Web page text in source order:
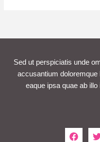
Sed ut perspiciatis unde
accusantium
eaque ipsa quae ab